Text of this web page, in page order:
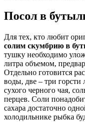
Посол в
Для тех, кто любит
солим скумбрию в
тушку необходимо
литра объемом,
Отдельно готовится
воды, две – три
сухого черного чая,
перцев. Соли
сахара достаточно
холодильнике рыбка